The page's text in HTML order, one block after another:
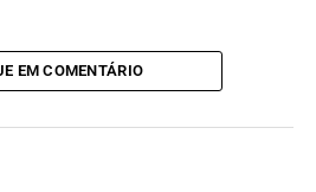
EM COMENTÁRIO